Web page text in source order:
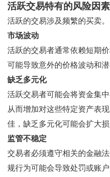
活跃交易特有的风险因素
活跃的交易涉及频繁的买卖
市场波动
活跃的交易者通常依赖短期
可能导致意外的价格波动和潜
缺乏多元化
活跃交易者可能会将资金集
从而增加对这些特定资产表
佳，缺乏多元化可能会扩大损
监管不稳定
交易者必须遵守相关的金融
规行为可能会导致处罚或账户